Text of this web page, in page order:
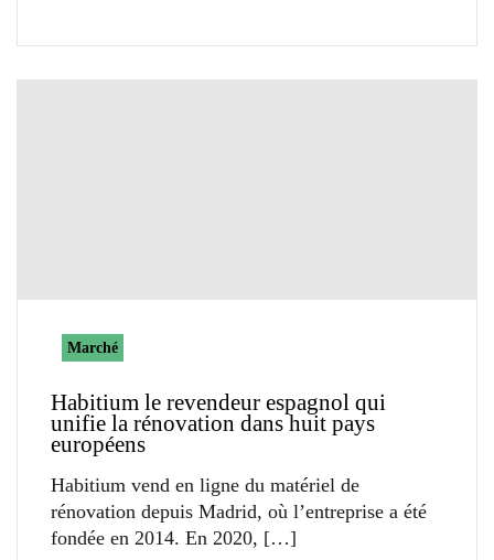
Marché
Habitium le revendeur espagnol qui
unifie la rénovation dans huit pays
européens
Habitium vend en ligne du matériel de
rénovation depuis Madrid, où l’entreprise a été
fondée en 2014. En 2020,